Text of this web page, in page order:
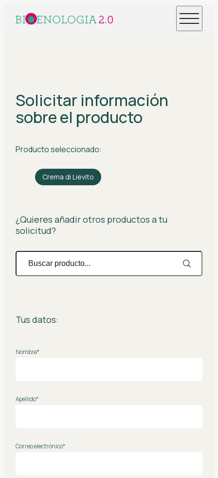
Solicitar información
sobre el producto
Producto seleccionado:
Crema di Lievito
¿Quieres añadir otros productos a tu
solicitud?
Tus datos:
Nombre*
Apellido*
Correo electrónico*